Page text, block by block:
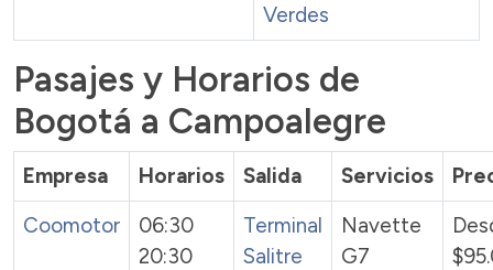
Verdes
Pasajes y Horarios de
Bogotá a Campoalegre
Empresa Horarios Salida Servicios
Coomotor
06:30
20:30
Terminal
Salitre
Navette
G7